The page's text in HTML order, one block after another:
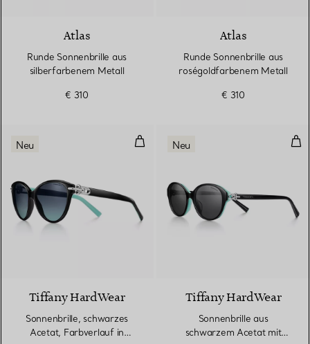
Atlas
Runde Sonnenbrille aus
silberfarbenem Metall
€ 310
Atlas
Runde Sonnenbrille aus
roségoldfarbenem Metall
€ 310
Sonnenbrille, schwarzes
Neu
Tiffany HardWear
Sonnenbrille, schwarzes
Acetat, Farbverlauf in
Neu
Tiffany HardWear
Sonnenbrille aus
schwarzem Acetat mit